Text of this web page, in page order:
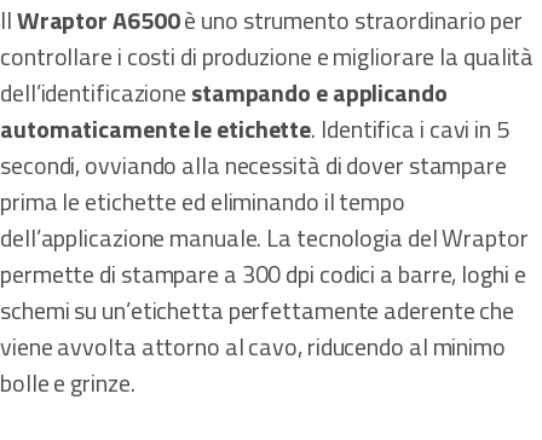
IlWraptor A6500è uno strumento straordinario per
controllare i costi di produzione e migliorare la qualità
dell’identificazionestampando e applicando
automaticamente le etichette. Identifica i cavi in 5
secondi, ovviando alla necessità di dover stampare
prima le etichette ed eliminando il tempo
dell’applicazione manuale. La tecnologia del Wraptor
permette di stampare a 300 dpi codici a barre, loghi e
schemi su un’etichetta perfettamente aderente che
viene avvolta attorno al cavo, riducendo al minimo
bolle e grinze.